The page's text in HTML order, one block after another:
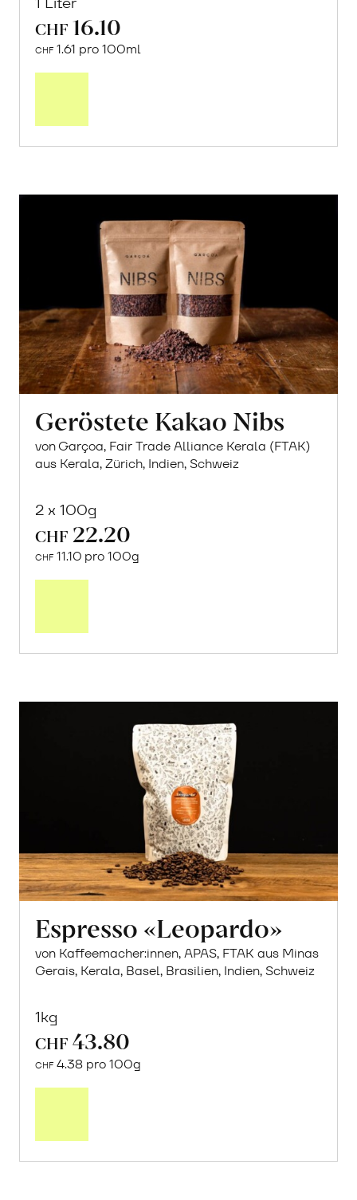
CHF 16.10
CHF 1.61 pro 100ml
Geröstete Kakao Nibs
von Garçoa, Fair Trade Alliance Kerala (FTAK)
aus Kerala, Zürich, Indien, Schweiz
2 x 100g
CHF 22.20
CHF 11.10 pro 100g
Espresso «Leopardo»
von Kaffeemacher:innen, APAS, FTAK aus Minas
Gerais, Kerala, Basel, Brasilien, Indien, Schweiz
1kg
CHF 43.80
CHF 4.38 pro 100g